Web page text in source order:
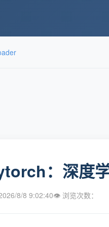
：深度
8/8 9:02:40👁 浏览次数：